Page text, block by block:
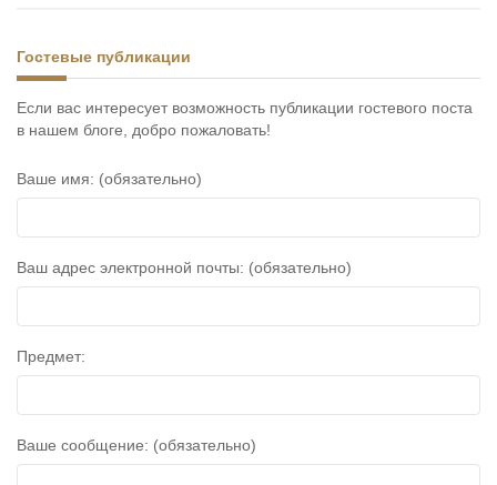
Гостевые публикации
Если вас интересует возможность публикации гостевого поста
в нашем блоге, добро пожаловать!
Ваше имя: (обязательно)
Ваш адрес электронной почты: (обязательно)
Предмет:
Ваше сообщение: (обязательно)